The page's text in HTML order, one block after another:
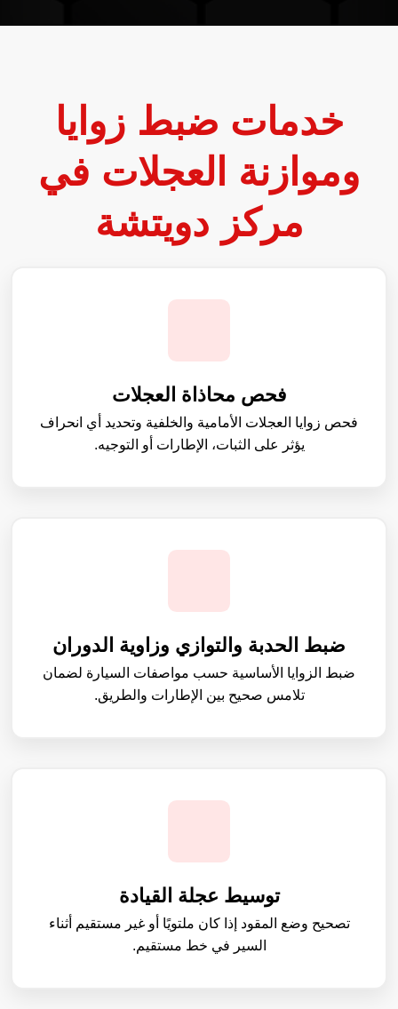
خدمات ضبط زوايا
وموازنة العجلات في
مركز دويتشة
فحص محاذاة العجلات
فحص زوايا العجلات الأمامية والخلفية وتحديد أي انحراف
يؤثر على الثبات، الإطارات أو التوجيه.
ضبط الحدبة والتوازي وزاوية الدوران
ضبط الزوايا الأساسية حسب مواصفات السيارة لضمان
تلامس صحيح بين الإطارات والطريق.
توسيط عجلة القيادة
تصحيح وضع المقود إذا كان ملتويًا أو غير مستقيم أثناء
السير في خط مستقيم.